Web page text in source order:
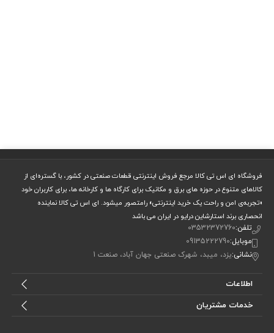
فروشگاه ای اس تی کالا مرجع فروش اینترنتی قطعات صنعتی در کشور، با گستره‌ای از
کالاهای متنوع در حوزه های برق و مکانیک برای کارگاه ها و کارخانه ها، برای کاربران خود
«تجربه‌ی امن و راحت یک خرید اینترنتی» رامتصور میشود. ای اس تی کالا نماینده
انحصاری برند استارشاین درایو در ایران می باشد
تلفن:03532372760
موبایل:09135222790
نشانی:یزد، میبد، شهرک صنعتی جهان آباد، صنعت 1
اطلاعات
خدمات مشتریان